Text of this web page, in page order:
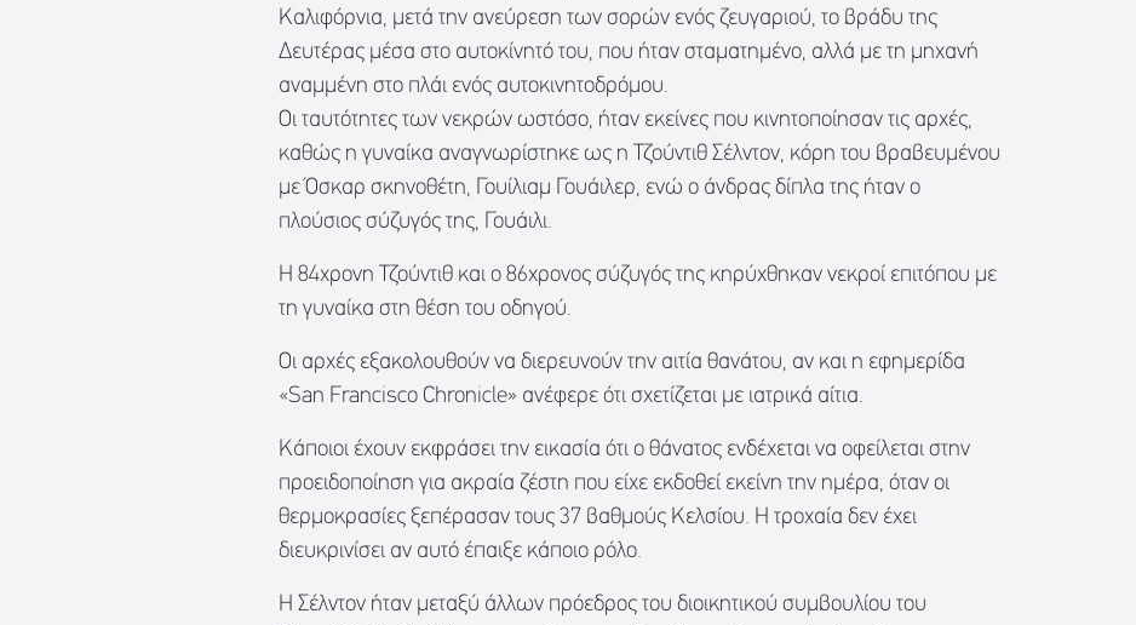
Καλιφόρνια, μετά την ανεύρεση των σορών ενός ζευγαριού, το βράδυ της
Δευτέρας μέσα στο αυτοκίνητό του, που ήταν σταματημένο, αλλά με τη μηχανή
αναμμένη στο πλάι ενός αυτοκινητοδρόμου.
Οι ταυτότητες των νεκρών ωστόσο, ήταν εκείνες που κινητοποίησαν τις αρχές,
καθώς η γυναίκα αναγνωρίστηκε ως η Τζούντιθ Σέλντον, κόρη του βραβευμένου
με Όσκαρ σκηνοθέτη, Γουίλιαμ Γουάιλερ, ενώ ο άνδρας δίπλα της ήταν ο
πλούσιος σύζυγός της, Γουάιλι.
Η 84χρονη Τζούντιθ και ο 86χρονος σύζυγός της κηρύχθηκαν νεκροί επιτόπου με
τη γυναίκα στη θέση του οδηγού.
Οι αρχές εξακολουθούν να διερευνούν την αιτία θανάτου, αν και η εφημερίδα
«San Francisco Chronicle» ανέφερε ότι σχετίζεται με ιατρικά αίτια.
Κάποιοι έχουν εκφράσει την εικασία ότι ο θάνατος ενδέχεται να οφείλεται στην
προειδοποίηση για ακραία ζέστη που είχε εκδοθεί εκείνη την ημέρα, όταν οι
θερμοκρασίες ξεπέρασαν τους 37 βαθμούς Κελσίου. Η τροχαία δεν έχει
διευκρινίσει αν αυτό έπαιξε κάποιο ρόλο.
Η Σέλντον ήταν μεταξύ άλλων πρόεδρος του διοικητικού συμβουλίου του